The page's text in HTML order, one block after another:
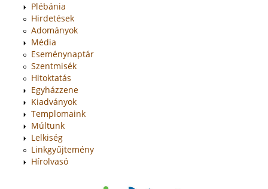
Plébánia
Hirdetések
Adományok
Média
Eseménynaptár
Szentmisék
Hitoktatás
Egyházzene
Kiadványok
Templomaink
Múltunk
Lelkiség
Linkgyűjtemény
Hírolvasó